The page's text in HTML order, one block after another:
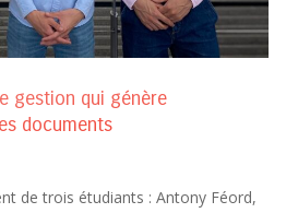
gestion qui génère
documents
de trois étudiants : Antony Féord,